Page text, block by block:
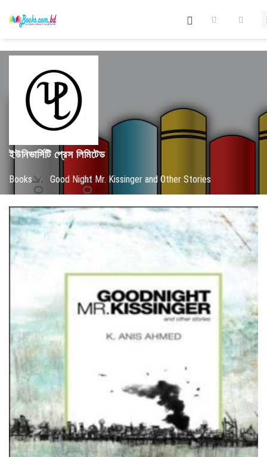
ইউনিভার্সিটি প্রেস লিমিটেড
Books / Good Night Mr. Kissinger and Other Stories